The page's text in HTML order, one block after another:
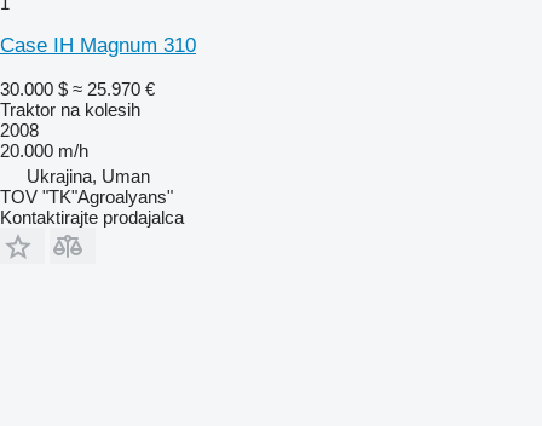
Case IH Magnum 310
30.000 $ ≈ 25.970 €
Traktor na kolesih
2008
20.000 m/h
Ukrajina, Uman
TOV "TK"Agroalyans"
Kontaktirajte prodajalca